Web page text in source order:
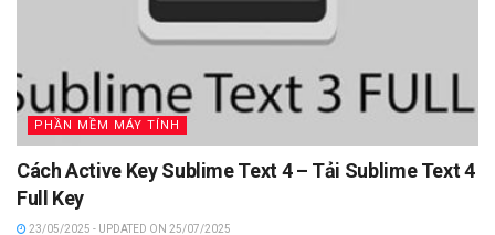
PHẦN MỀM MÁY TÍNH
Cách Active Key Sublime Text 4 – Tải Sublime Text 4
Full Key
23/05/2025 - UPDATED ON 25/07/2025